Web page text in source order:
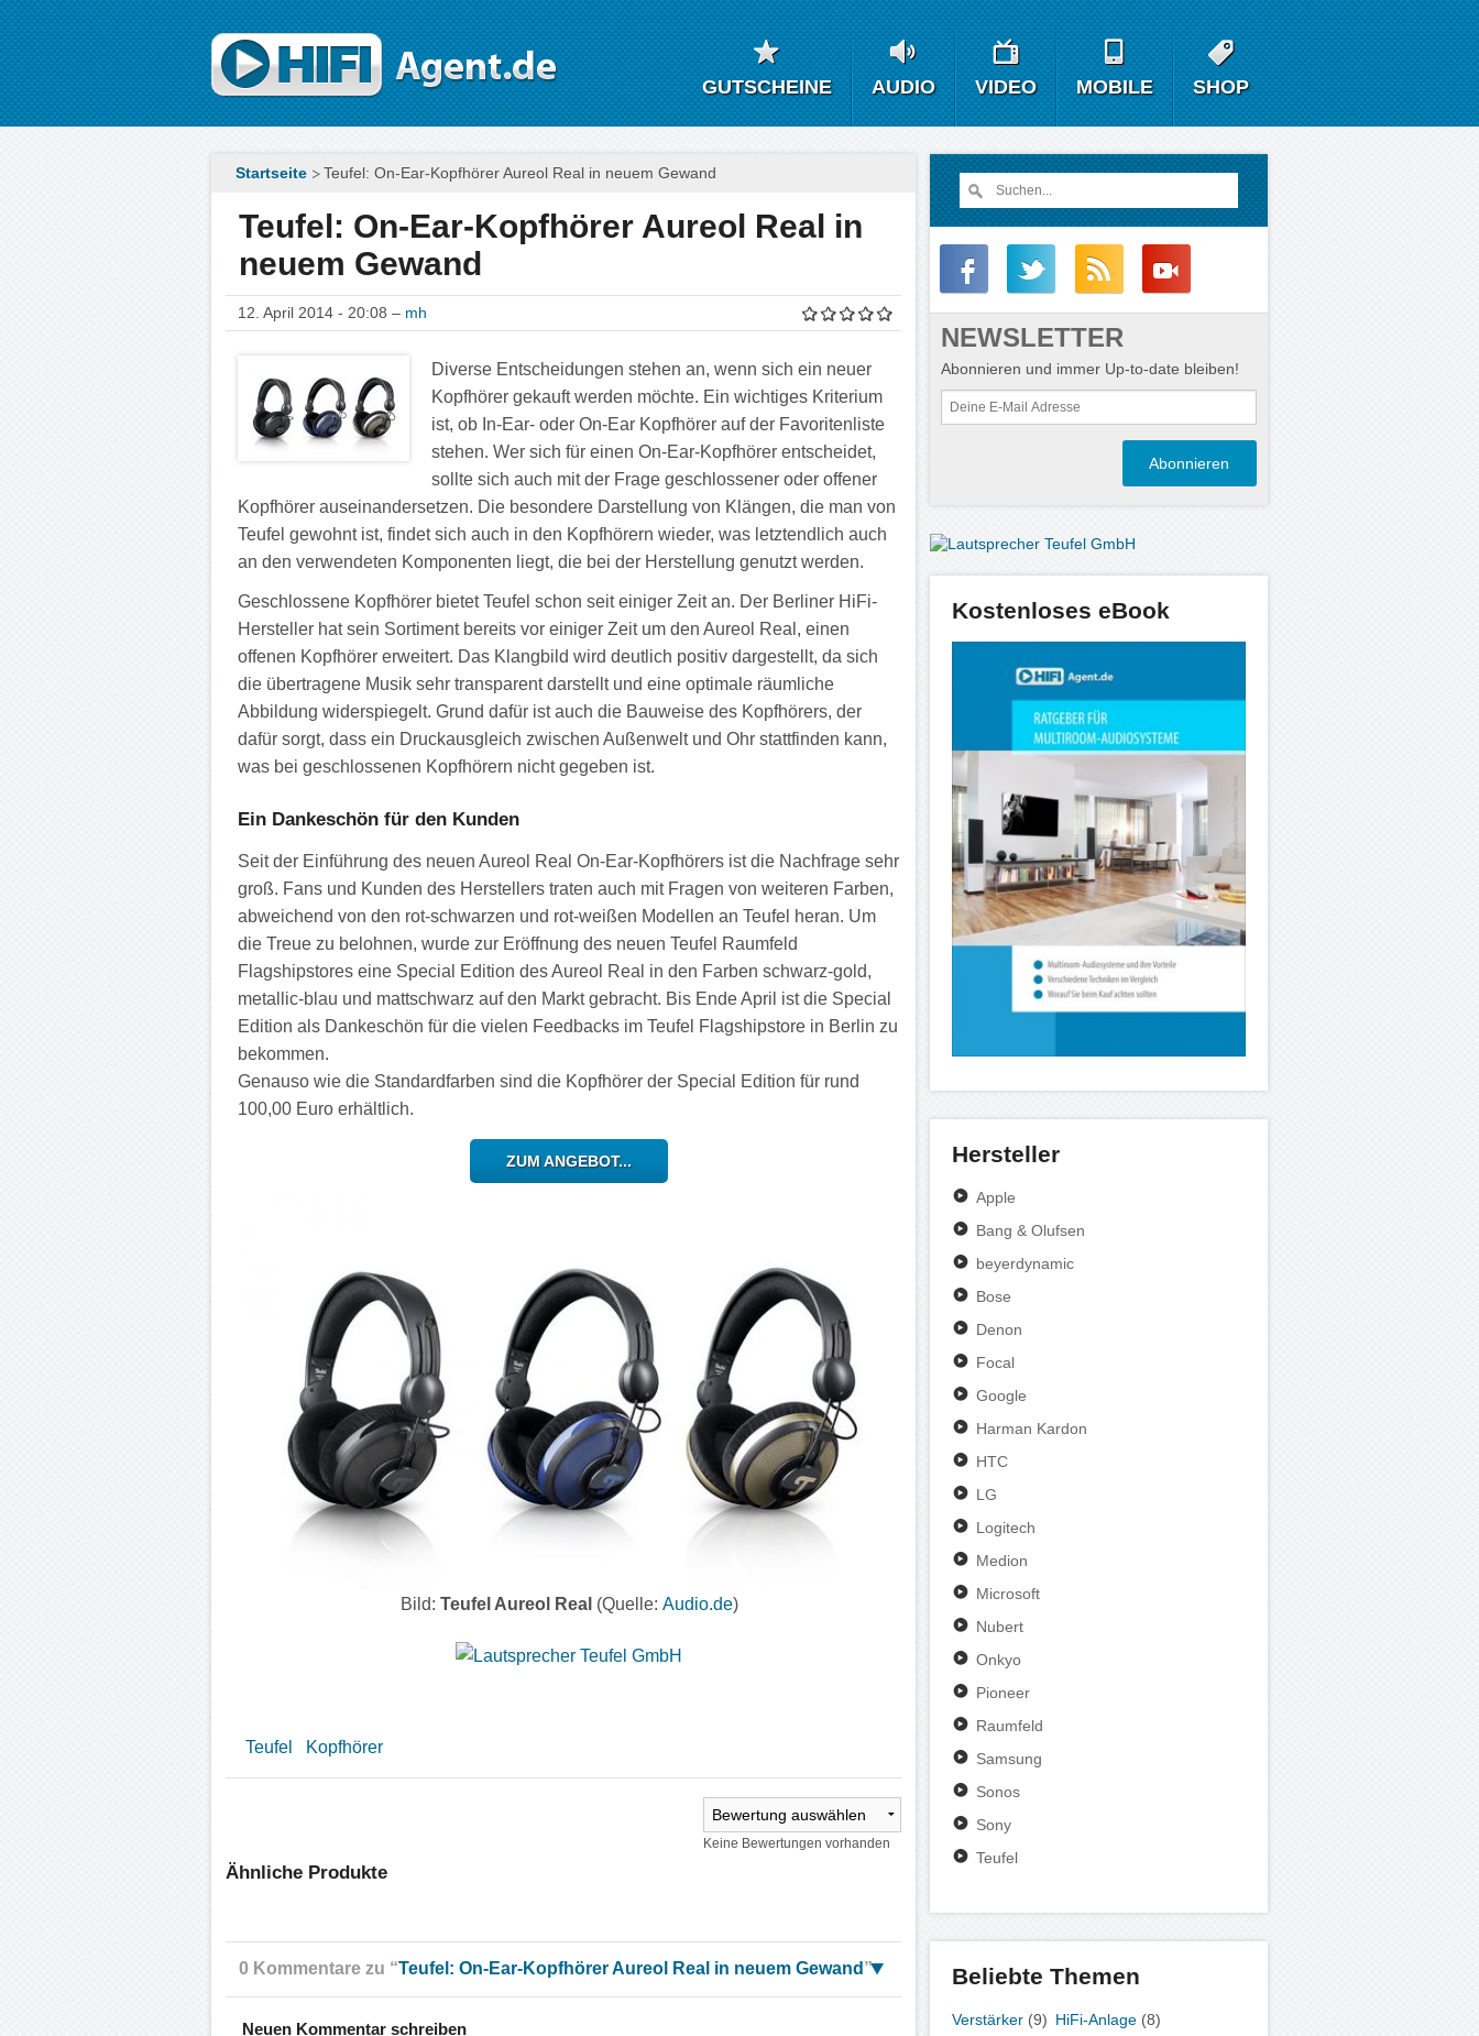
Direkt zum Inhalt
GUTSCHEINE AUDIO VIDEO MOBILE SHOP
Startseite Teufel: On-Ear-Kopfhörer Aureol Real in neuem Gewand
Teufel: On-Ear-Kopfhörer Aureol Real in
neuem Gewand
12. April 2014 - 20:08 – mh
Diverse Entscheidungen stehen an, wenn sich ein neuer
Kopfhörer gekauft werden möchte. Ein wichtiges Kriterium
ist, ob In-Ear- oder On-Ear Kopfhörer auf der Favoritenliste
stehen. Wer sich für einen On-Ear-Kopfhörer entscheidet,
sollte sich auch mit der Frage geschlossener oder offener
Kopfhörer auseinandersetzen. Die besondere Darstellung von Klängen, die man von
Teufel gewohnt ist, findet sich auch in den Kopfhörern wieder, was letztendlich auch
an den verwendeten Komponenten liegt, die bei der Herstellung genutzt werden.
Geschlossene Kopfhörer bietet Teufel schon seit einiger Zeit an. Der Berliner HiFi-
Hersteller hat sein Sortiment bereits vor einiger Zeit um den Aureol Real, einen
offenen Kopfhörer erweitert. Das Klangbild wird deutlich positiv dargestellt, da sich
die übertragene Musik sehr transparent darstellt und eine optimale räumliche
Abbildung widerspiegelt. Grund dafür ist auch die Bauweise des Kopfhörers, der
dafür sorgt, dass ein Druckausgleich zwischen Außenwelt und Ohr stattfinden kann,
was bei geschlossenen Kopfhörern nicht gegeben ist.
Ein Dankeschön für den Kunden
Seit der Einführung des neuen Aureol Real On-Ear-Kopfhörers ist die Nachfrage sehr
groß. Fans und Kunden des Herstellers traten auch mit Fragen von weiteren Farben,
abweichend von den rot-schwarzen und rot-weißen Modellen an Teufel heran. Um
die Treue zu belohnen, wurde zur Eröffnung des neuen Teufel Raumfeld
Flagshipstores eine Special Edition des Aureol Real in den Farben schwarz-gold,
metallic-blau und mattschwarz auf den Markt gebracht. Bis Ende April ist die Special
Edition als Dankeschön für die vielen Feedbacks im Teufel Flagshipstore in Berlin zu
bekommen.
Genauso wie die Standardfarben sind die Kopfhörer der Special Edition für rund
100,00 Euro erhältlich.
ZUM ANGEBOT...
Bild:Teufel Aureol Real (Quelle:Audio.de)
Teufel Kopfhörer
Keine Bewertungen vorhanden
Ähnliche Produkte
0 Kommentare zu “Teufel: On-Ear-Kopfhörer Aureol Real in neuem Gewand ”
Neuen Kommentar schreiben
NEWSLETTER
Abonnieren und immer Up-to-date bleiben!
Kostenloses eBook
Hersteller
Apple
Bang & Olufsen
beyerdynamic
Bose
Denon
Focal
Google
Harman Kardon
HTC
LG
Logitech
Medion
Microsoft
Nubert
Onkyo
Pioneer
Raumfeld
Samsung
Sonos
Sony
Teufel
Beliebte Themen
Verstärker (9) HiFi-Anlage (8)